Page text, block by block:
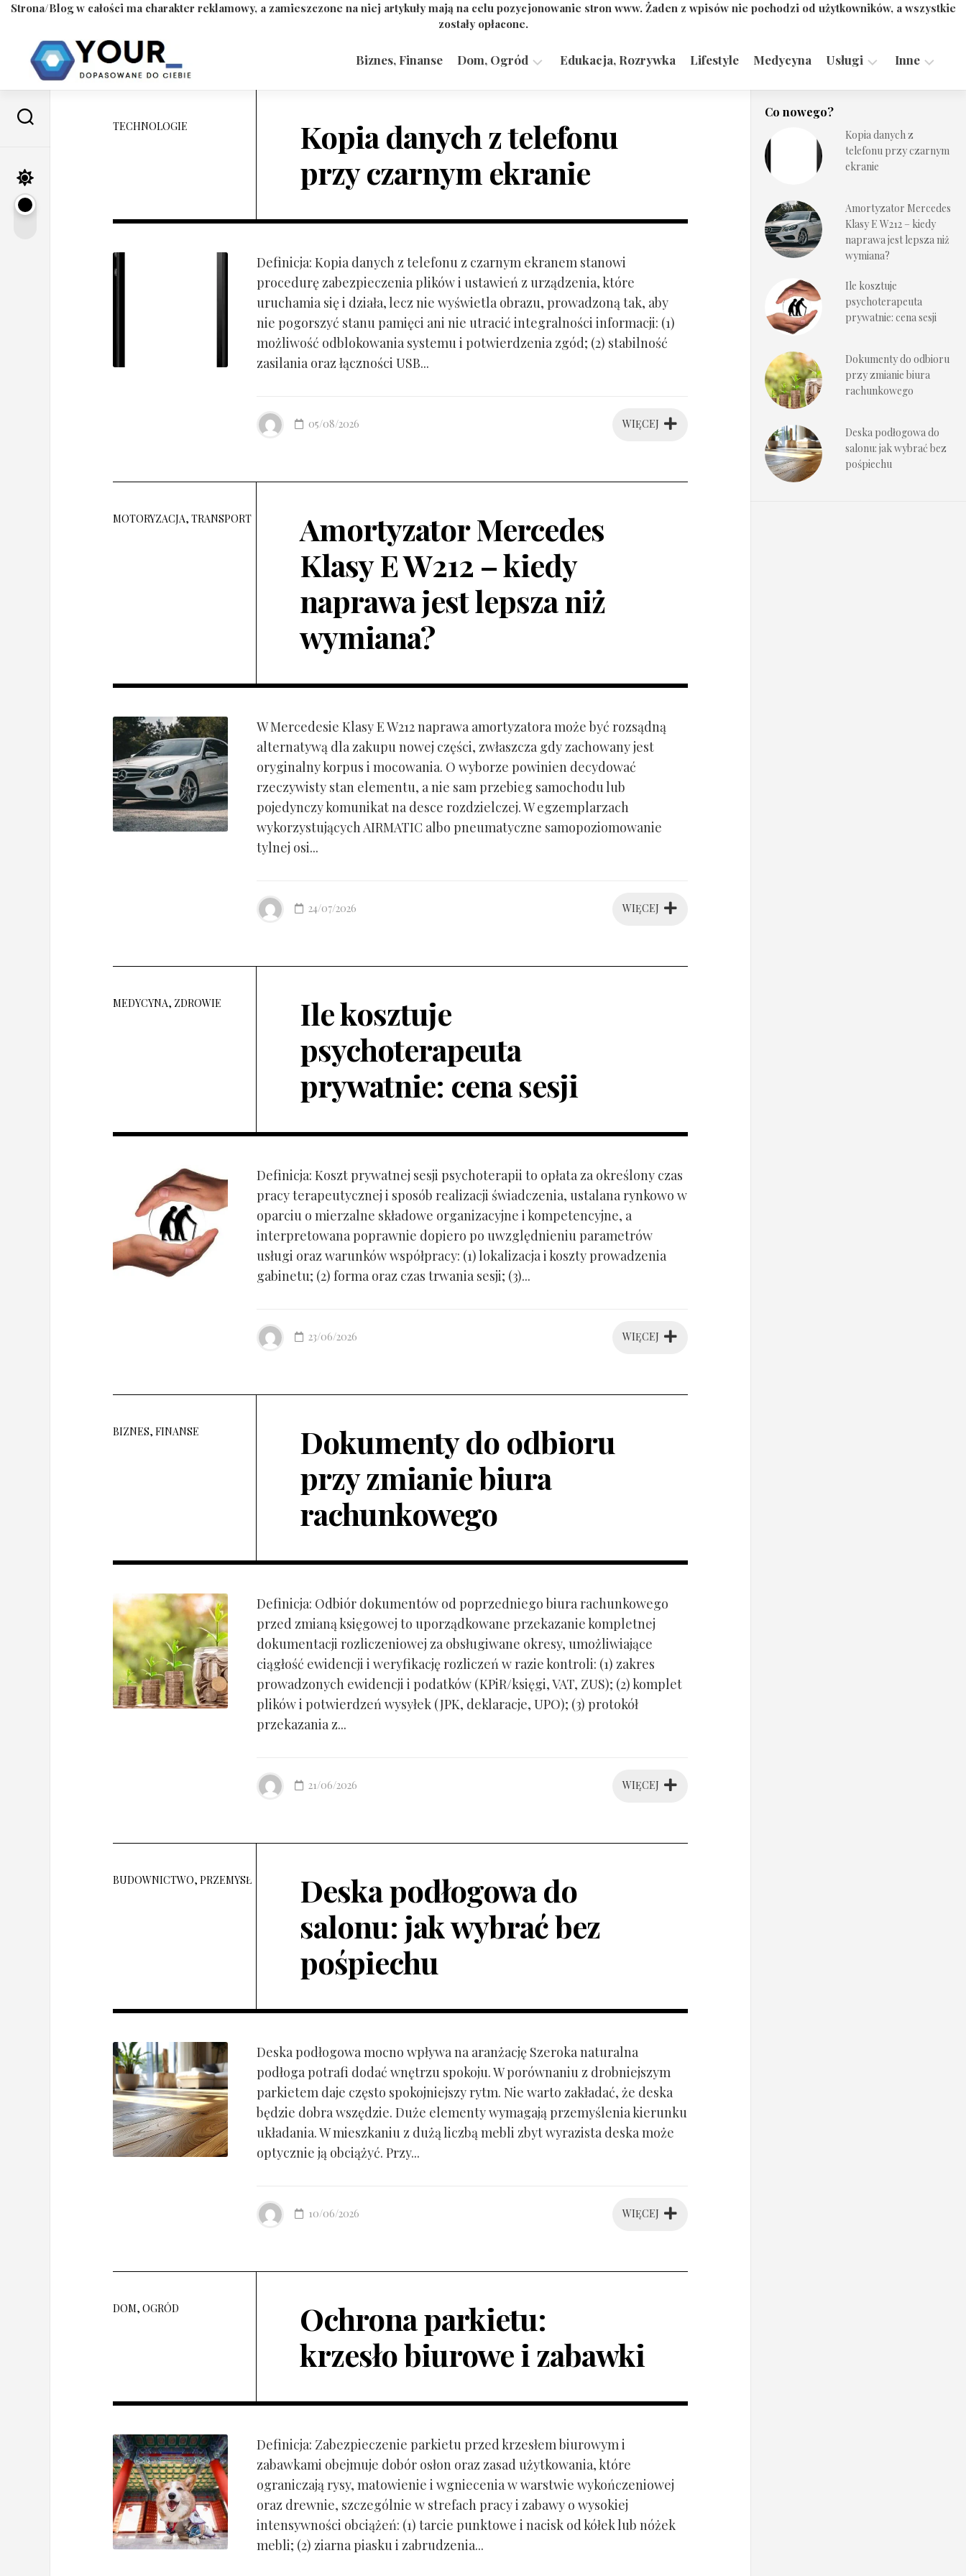
Strona/Blog w całości ma charakter reklamowy, a zamieszczone na niej artykuły mają na celu pozycjonowanie stron www. Żaden z wpisów nie pochodzi od użytkowników, a wszystkie
zostały opłacone.
content
Biznes, Finanse Dom, Ogród Edukacja, Rozrywka Lifestyle Medycyna Usługi
Technologie
Inne
TECHNOLOGIE
Kopia danych z telefonu
przy czarnym ekranie
Definicja: Kopia danych z telefonu z czarnym ekranem stanowi
procedurę zabezpieczenia plików i ustawień z urządzenia, które
uruchamia się i działa, lecz nie wyświetla obrazu, prowadzoną tak, aby
nie pogorszyć stanu pamięci ani nie utracić integralności informacji: (1)
możliwość odblokowania systemu i potwierdzenia zgód; (2) stabilność
zasilania oraz łączności USB...
WIĘCEJ
05/08/2026
MOTORYZACJA, TRANSPORT
Amortyzator Mercedes
Klasy E W212 – kiedy
naprawa jest lepsza niż
wymiana?
W Mercedesie Klasy E W212 naprawa amortyzatora może być rozsądną
alternatywą dla zakupu nowej części, zwłaszcza gdy zachowany jest
oryginalny korpus i mocowania. O wyborze powinien decydować
rzeczywisty stan elementu, a nie sam przebieg samochodu lub
pojedynczy komunikat na desce rozdzielczej. W egzemplarzach
wykorzystujących AIRMATIC albo pneumatyczne samopoziomowanie
tylnej osi...
WIĘCEJ
24/07/2026
MEDYCYNA, ZDROWIE
Ile kosztuje
psychoterapeuta
prywatnie: cena sesji
Definicja: Koszt prywatnej sesji psychoterapii to opłata za określony czas
pracy terapeutycznej i sposób realizacji świadczenia, ustalana rynkowo w
oparciu o mierzalne składowe organizacyjne i kompetencyjne, a
interpretowana poprawnie dopiero po uwzględnieniu parametrów
usługi oraz warunków współpracy: (1) lokalizacja i koszty prowadzenia
gabinetu; (2) forma oraz czas trwania sesji; (3)...
WIĘCEJ
23/06/2026
BIZNES, FINANSE
Dokumenty do odbioru
przy zmianie biura
rachunkowego
Definicja: Odbiór dokumentów od poprzedniego biura rachunkowego
przed zmianą księgowej to uporządkowane przekazanie kompletnej
dokumentacji rozliczeniowej za obsługiwane okresy, umożliwiające
ciągłość ewidencji i weryfikację rozliczeń w razie kontroli: (1) zakres
prowadzonych ewidencji i podatków (KPiR/księgi, VAT, ZUS); (2) komplet
plików i potwierdzeń wysyłek (JPK, deklaracje, UPO); (3) protokół
przekazania z...
WIĘCEJ
21/06/2026
BUDOWNICTWO, PRZEMYSŁ
Deska podłogowa do
salonu: jak wybrać bez
pośpiechu
Deska podłogowa mocno wpływa na aranżację Szeroka naturalna
podłoga potrafi dodać wnętrzu spokoju. W porównaniu z drobniejszym
parkietem daje często spokojniejszy rytm. Nie warto zakładać, że deska
będzie dobra wszędzie. Duże elementy wymagają przemyślenia kierunku
układania. W mieszkaniu z dużą liczbą mebli zbyt wyrazista deska może
optycznie ją obciążyć. Przy...
WIĘCEJ
10/06/2026
DOM, OGRÓD
Ochrona parkietu:
krzesło biurowe i zabawki
Definicja: Zabezpieczenie parkietu przed krzesłem biurowym i
zabawkami obejmuje dobór osłon oraz zasad użytkowania, które
ograniczają rysy, matowienie i wgniecenia w warstwie wykończeniowej
oraz drewnie, szczególnie w strefach pracy i zabawy o wysokiej
intensywności obciążeń: (1) tarcie punktowe i nacisk od kółek lub nóżek
mebli; (2) ziarna piasku i zabrudzenia...
Co nowego?
Kopia danych z
telefonu przy czarnym
ekranie
Amortyzator Mercedes
Klasy E W212 – kiedy
naprawa jest lepsza niż
wymiana?
Ile kosztuje
psychoterapeuta
prywatnie: cena sesji
Dokumenty do odbioru
przy zmianie biura
rachunkowego
Deska podłogowa do
salonu: jak wybrać bez
pośpiechu